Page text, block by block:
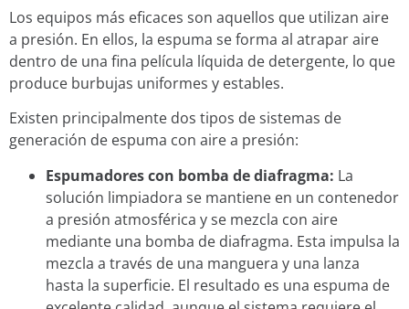
Los equipos más eficaces son aquellos que utilizan aire
a presión. En ellos, la espuma se forma al atrapar aire
dentro de una fina película líquida de detergente, lo que
produce burbujas uniformes y estables.
Existen principalmente dos tipos de sistemas de
generación de espuma con aire a presión:
Espumadores con bomba de diafragma: La
solución limpiadora se mantiene en un contenedor
a presión atmosférica y se mezcla con aire
mediante una bomba de diafragma. Esta impulsa la
mezcla a través de una manguera y una lanza
hasta la superficie. El resultado es una espuma de